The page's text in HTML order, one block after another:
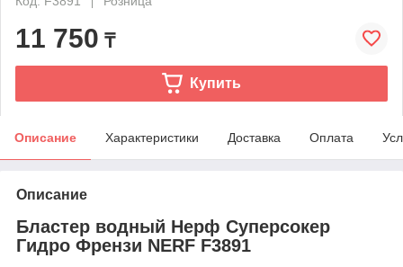
11 750 ₸
Купить
Описание Характеристики Доставка Оплата
Описание
Бластер водный Нерф Суперсокер
Гидро Френзи NERF F3891